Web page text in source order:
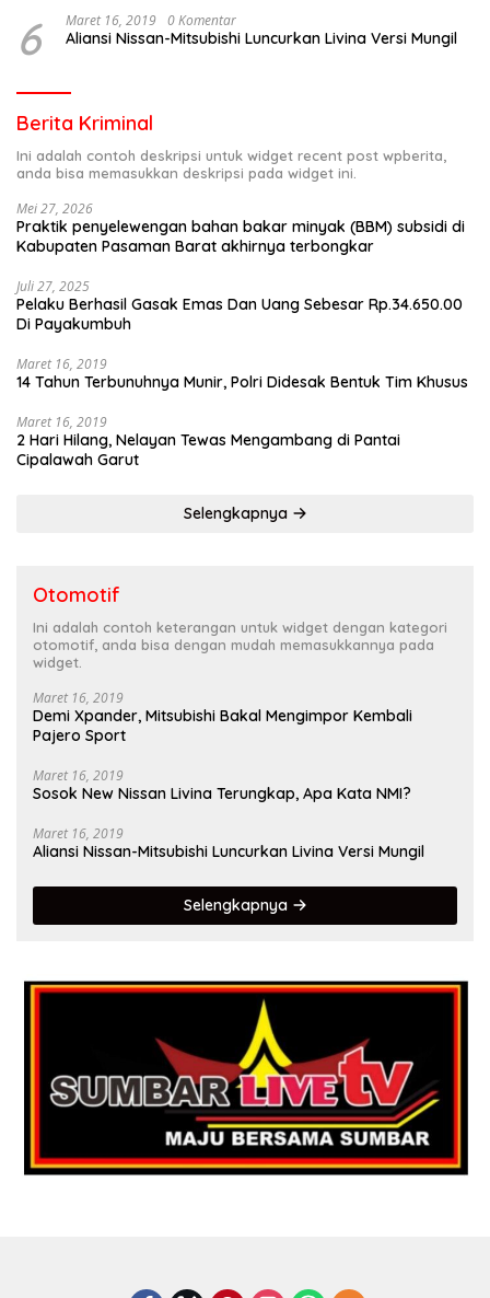
6 Maret 16, 2019 0 Komentar
Aliansi Nissan-Mitsubishi Luncurkan Livina Versi Mungil
Berita Kriminal
Ini adalah contoh deskripsi untuk widget recent post wpberita,
anda bisa memasukkan deskripsi pada widget ini.
Mei 27, 2026
Praktik penyelewengan bahan bakar minyak (BBM) subsidi di
Kabupaten Pasaman Barat akhirnya terbongkar
Juli 27, 2025
Pelaku Berhasil Gasak Emas Dan Uang Sebesar Rp.34.650.00
Di Payakumbuh
Maret 16, 2019
14 Tahun Terbunuhnya Munir, Polri Didesak Bentuk Tim Khusus
Maret 16, 2019
2 Hari Hilang, Nelayan Tewas Mengambang di Pantai
Cipalawah Garut
Selengkapnya
Otomotif
Ini adalah contoh keterangan untuk widget dengan kategori
otomotif, anda bisa dengan mudah memasukkannya pada
widget.
Maret 16, 2019
Demi Xpander, Mitsubishi Bakal Mengimpor Kembali
Pajero Sport
Maret 16, 2019
Sosok New Nissan Livina Terungkap, Apa Kata NMI?
Maret 16, 2019
Aliansi Nissan-Mitsubishi Luncurkan Livina Versi Mungil
Selengkapnya